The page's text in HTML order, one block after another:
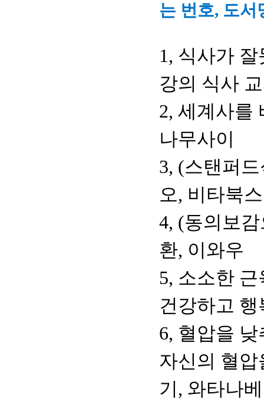
는 번호, 도서
1, 식사가
강의 식사
2, 세계사를
나무사이
3, (스탠퍼
오, 비타북스
4, (동의보
환, 이와우
5, 소소한
건강하고
6, 혈압을
자신의 혈
기, 와타나